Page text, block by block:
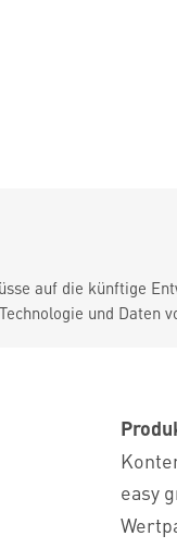
auf die künftige
und Daten
easy